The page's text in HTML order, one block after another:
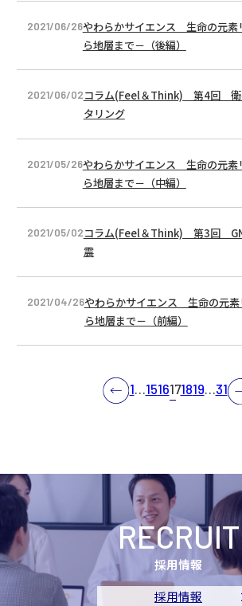
2021/06/26やわらかサイエンス 生命の元
ら地層まで－（後編）
2021/06/02コラム(Feel＆Think) 第4回 衛
タリング
2021/05/26やわらかサイエンス 生命の元
ら地層まで－（中編）
2021/05/02コラム(Feel＆Think) 第3回
震
2021/04/26やわらかサイエンス 生命の元
ら地層まで－（前編）
Prev
1…1516171819…31
RECRUIT
採用情報
採用情報